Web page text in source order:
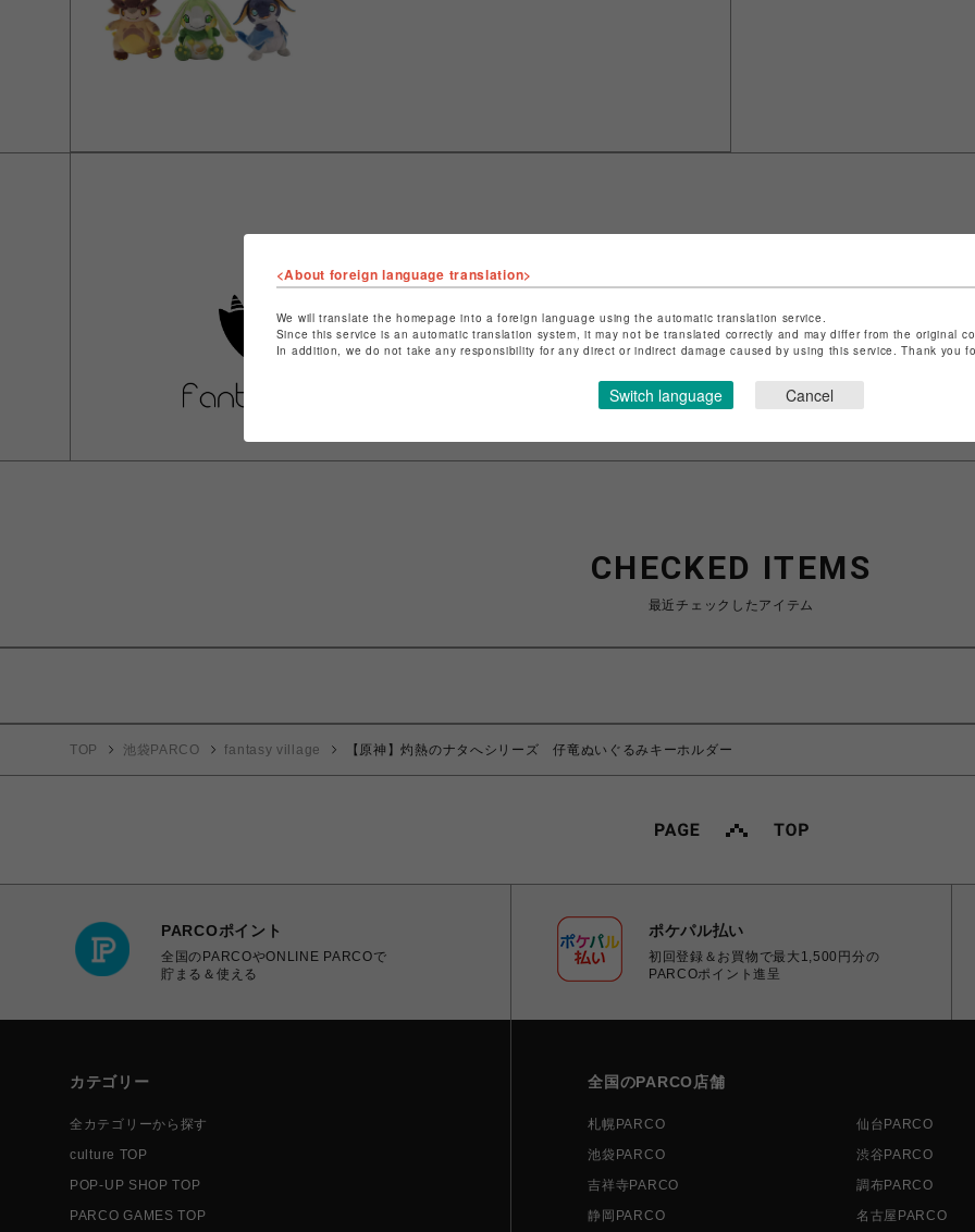
ショップ名
特定商取引法など法令に基づく表記はこちら
ショップお問い合わせはこちら
CHECKED ITEMS
最近チェックしたアイテム
TOP 池袋PARCO fantasy village 【原神】灼熱のナタへシリーズ 仔竜ぬいぐるみキーホルダー
PARCOポイント
全国のPARCOやONLINE PARCOで
貯まる＆使える
ポケパル払い
初回登録＆お買物で最大1,500円分の
PARCOポイント進呈
カテゴリー
全カテゴリーから探す
culture TOP
POP-UP SHOP TOP
PARCO GAMES TOP
全国のPARCO店舗
札幌PARCO 仙台PARCO
池袋PARCO
渋谷PARCO
吉祥寺PARCO
調布PARCO
静岡PARCO
名古屋PARCO
<About foreign language translation>
We will translate the homepage into a foreign language using the automatic translation service.
Since this service is an automatic translation system, it may not be translated correctly and may differ from the original
In addition, we do not take any responsibility for any direct or indirect damage caused by using this service. Thank you
Switch language Cancel